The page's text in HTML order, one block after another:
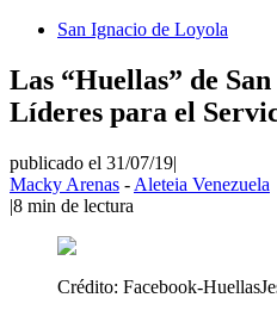
San Ignacio de Loyola
Las “Huellas” de
Líderes para el
publicado el 31/07/19|
Macky Arenas - Aleteia Venezuela
|8 min de lectura
Crédito: Facebook-